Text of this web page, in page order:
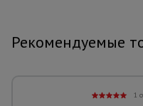
Рекомендуемые
1